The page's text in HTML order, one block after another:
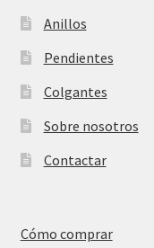
Anillos
Pendientes
Colgantes
Sobre nosotros
Contactar
Cómo comprar